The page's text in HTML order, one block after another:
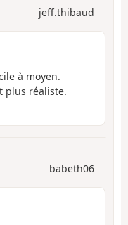
jeff.thibaud
à moyen.
plus réaliste.
babeth06